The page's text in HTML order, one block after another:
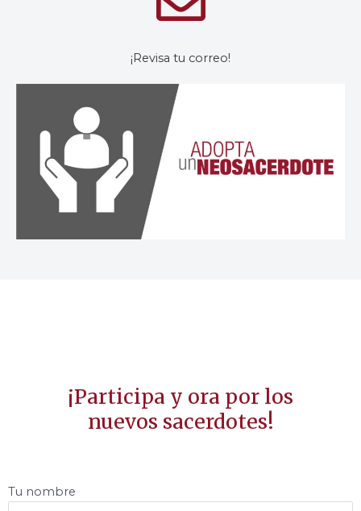
¡Revisa tu correo!
¡Participa y ora por los
nuevos sacerdotes!
Tu nombre